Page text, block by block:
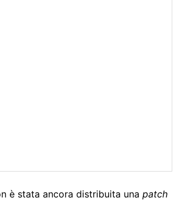
è stata ancora distribuita una patch